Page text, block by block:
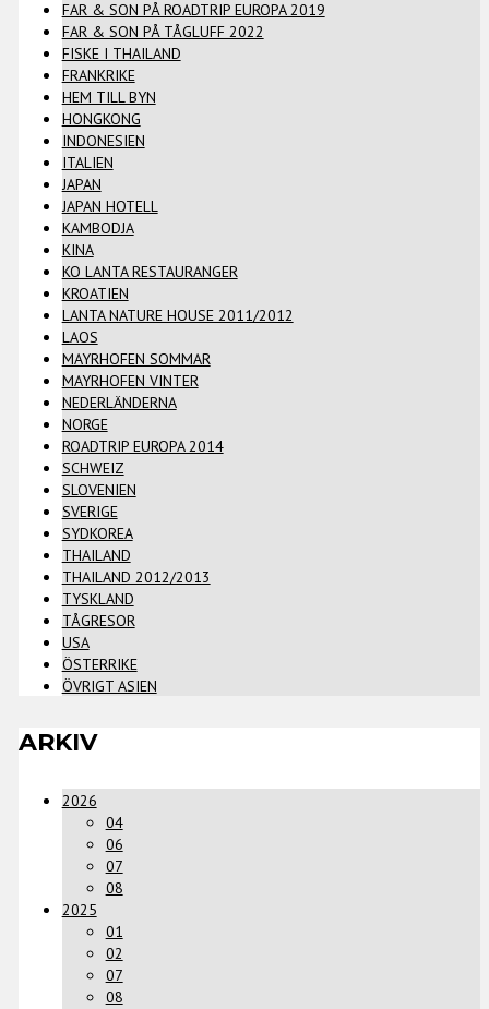
FAR & SON PÅ ROADTRIP EUROPA 2019
FAR & SON PÅ TÅGLUFF 2022
FISKE I THAILAND
FRANKRIKE
HEM TILL BYN
HONGKONG
INDONESIEN
ITALIEN
JAPAN
JAPAN HOTELL
KAMBODJA
KINA
KO LANTA RESTAURANGER
KROATIEN
LANTA NATURE HOUSE 2011/2012
LAOS
MAYRHOFEN SOMMAR
MAYRHOFEN VINTER
NEDERLÄNDERNA
NORGE
ROADTRIP EUROPA 2014
SCHWEIZ
SLOVENIEN
SVERIGE
SYDKOREA
THAILAND
THAILAND 2012/2013
TYSKLAND
TÅGRESOR
USA
ÖSTERRIKE
ÖVRIGT ASIEN
ARKIV
2026
04
06
07
08
2025
01
02
07
08